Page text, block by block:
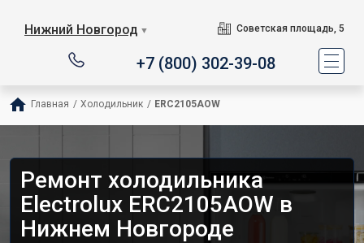
Нижний Новгород ▼ Советская площадь, 5
+7 (800) 302-39-08
Главная / Холодильник / ERC2105AOW
Ремонт холодильника
Electrolux ERC2105AOW в
Нижнем Новгороде